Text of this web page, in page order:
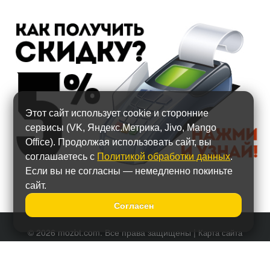
© 2026 mozbt.com. Все права защищены | Карта сайта
Этот сайт использует cookie и сторонние
сервисы (VK, Яндекс.Метрика, Jivo, Mango
Office). Продолжая использовать сайт, вы
соглашаетесь с Политикой обработки данных.
Если вы не согласны — немедленно покиньте
сайт.
Согласен